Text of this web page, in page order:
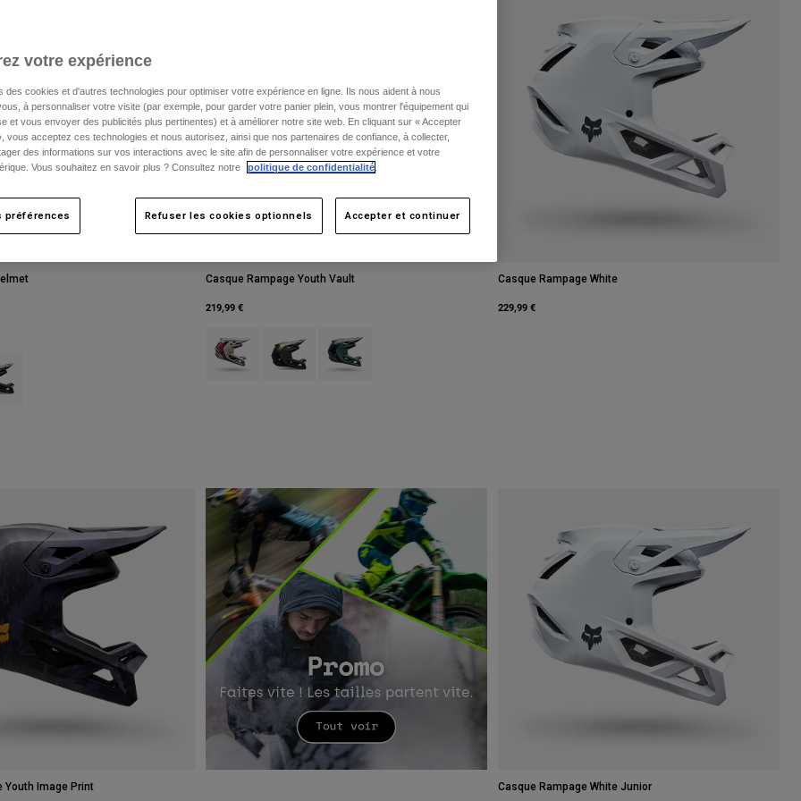
of Blanc craie.
swatch type of Gris étain.
Casque Rampage Youth Vault
219,99 €
Product swatch type of Blanc craie.
Product swatch type of Gris étain.
Product swatch type of Vert sauge.
Casque Rampage White
229,99 €
Youth Image Print Casque Rampage White Junior
votre expérience
des cookies et d'autres technologies pour optimiser votre expérience en ligne. Ils nous aident à nous
à personnaliser votre visite (par exemple, pour garder votre panier plein, vous montrer l'équipement qui
et vous envoyer des publicités plus pertinentes) et à améliorer notre site web. En cliquant sur « Accepter
vous acceptez ces technologies et nous autorisez, ainsi que nos partenaires de confiance, à collecter,
des informations sur vos interactions avec le site afin de personnaliser votre expérience et votre
Vous souhaitez en savoir plus ? Consultez notre
politique de confidentialité
préférences Refuser les cookies optionnels Accepter et continuer